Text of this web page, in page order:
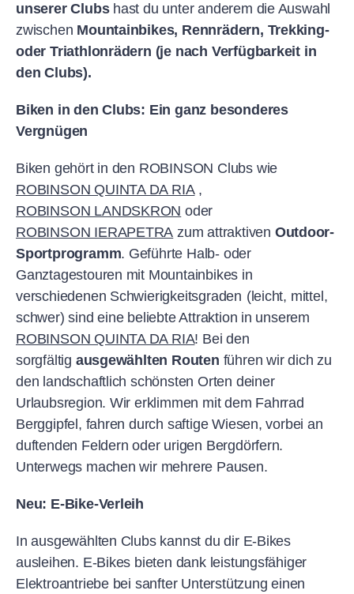
unserer Clubshast du unter anderem die Auswahl
zwischen Mountainbikes, Rennrädern, Trekking-
oder Triathlonrädern (je nach Verfügbarkeit in
den Clubs).
Biken in den Clubs: Ein ganz besonderes
Vergnügen
Biken gehört in den ROBINSON Clubs wie
ROBINSON QUINTA DA RIA,
ROBINSON LANDSKRON oder
ROBINSON IERAPETRA zum attraktiven Outdoor-
Sportprogramm. Geführte Halb- oder
Ganztagestouren mit Mountainbikes in
verschiedenen Schwierigkeitsgraden (leicht, mittel,
schwer) sind eine beliebte Attraktion in unserem
ROBINSON QUINTA DA RIA! Bei den
sorgfältig ausgewählten Routen führen wir dich zu
den landschaftlich schönsten Orten deiner
Urlaubsregion. Wir erklimmen mit dem Fahrrad
Berggipfel, fahren durch saftige Wiesen, vorbei an
duftenden Feldern oder urigen Bergdörfern.
Unterwegs machen wir mehrere Pausen.
Neu: E-Bike-Verleih
In ausgewählten Clubs kannst du dir E-Bikes
ausleihen. E-Bikes bieten dank leistungsfähiger
Elektroantriebe bei sanfter Unterstützung einen